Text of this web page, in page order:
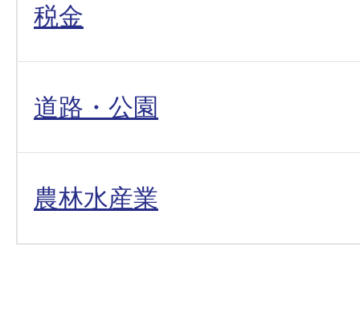
税金
道路・公園
農林水産業